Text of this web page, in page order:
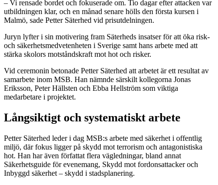
– Vi rensade bordet och fokuserade om. Tio dagar efter attacken var
utbildningen klar, och en månad senare hölls den första kursen i
Malmö, sade Petter Säterhed vid prisutdelningen.
Juryn lyfter i sin motivering fram Säterheds insatser för att öka risk-
och säkerhetsmedvetenheten i Sverige samt hans arbete med att
stärka skolors motståndskraft mot hot och risker.
Vid ceremonin betonade Petter Säterhed att arbetet är ett resultat av
samarbete inom MSB. Han nämnde särskilt kollegorna Jonas
Eriksson, Peter Hällsten och Ebba Hellström som viktiga
medarbetare i projektet.
Långsiktigt och systematiskt arbete
Petter Säterhed leder i dag MSB:s arbete med säkerhet i offentlig
miljö, där fokus ligger på skydd mot terrorism och antagonistiska
hot. Han har även författat flera vägledningar, bland annat
Säkerhetsguide för evenemang, Skydd mot fordonsattacker och
Inbyggd säkerhet – skydd i stadsplanering.